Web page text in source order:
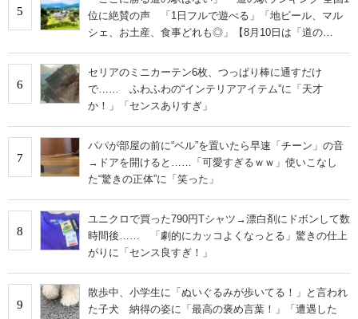
5
位に絶賛の声 「1日フルで遊べる」「地ビール、マル
シェ、お土産、食事どれも◎」【8月10日は「道の
6
セリアのミニカーテン6枚、つっぱり棒に通すだけ
で…… ふわふわの“インテリアアイテム”に「天才
か！」「センスありすぎ」
7
パパが部屋の前に“ベル”を置いたら早速「チーン」の音
→ドアを開けると……「可愛すぎるｗｗ」使いこなし
た“驚きの正体”に「笑った」
8
ユニクロで買った790円Tシャツ→漂白剤にドボンして数
時間後…… 「劇的にカッコよくなっとる」驚きの仕上
がりに「センス良すぎ！」
9
散歩中、小学生に「ぬいぐるみが歩いてる！」と言われ
た子犬 納得の姿に「最高の褒め言葉！」「遭遇した